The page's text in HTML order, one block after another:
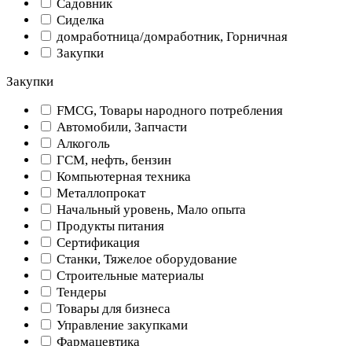
Садовник
Сиделка
домработница/домработник, Горничная
Закупки
Закупки
FMCG, Товары народного потребления
Автомобили, Запчасти
Алкоголь
ГСМ, нефть, бензин
Компьютерная техника
Металлопрокат
Начальный уровень, Мало опыта
Продукты питания
Сертификация
Станки, Тяжелое оборудование
Строительные материалы
Тендеры
Товары для бизнеса
Управление закупками
Фармацевтика